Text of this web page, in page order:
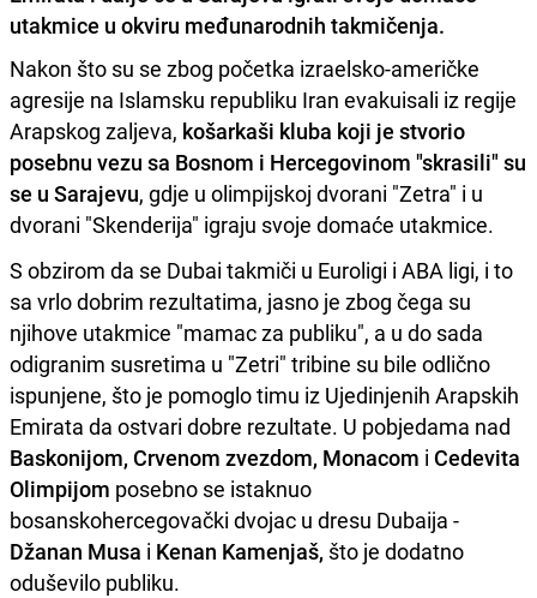
utakmice u okviru međunarodnih takmičenja.
Nakon što su se zbog početka izraelsko-američke
agresije na Islamsku republiku Iran evakuisali iz regije
Arapskog zaljeva, košarkaši kluba koji je stvorio
posebnu vezu sa Bosnom i Hercegovinom "skrasili" su
se u Sarajevu, gdje u olimpijskoj dvorani "Zetra" i u
dvorani "Skenderija" igraju svoje domaće utakmice.
S obzirom da se Dubai takmiči u Euroligi i ABA ligi, i to
sa vrlo dobrim rezultatima, jasno je zbog čega su
njihove utakmice "mamac za publiku", a u do sada
odigranim susretima u "Zetri" tribine su bile odlično
ispunjene, što je pomoglo timu iz Ujedinjenih Arapskih
Emirata da ostvari dobre rezultate. U pobjedama nad
Baskonijom, Crvenom zvezdom, Monacom i Cedevita
Olimpijom posebno se istaknuo
bosanskohercegovački dvojac u dresu Dubaija -
Džanan Musa i Kenan Kamenjaš, što je dodatno
oduševilo publiku.